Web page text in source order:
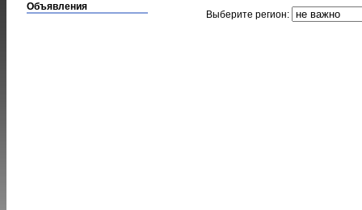
Объявления
Выберите регион: